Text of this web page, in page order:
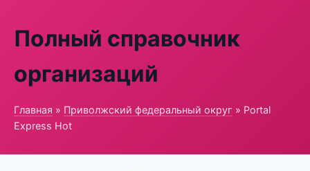
Полный справочник
организаций
Главная » Приволжский федеральный округ » Portal
Express Hot